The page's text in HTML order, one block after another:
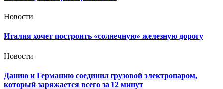
Новости
Италия хочет построить «солнечную» железную дорогу
Новости
Данию и Германию соединил грузовой электропаром,
который заряжается всего за 12 минут